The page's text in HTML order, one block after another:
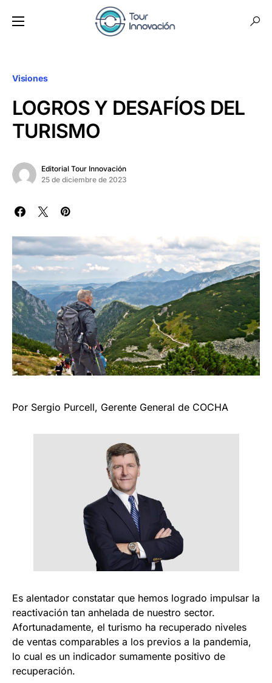
Visiones
LOGROS Y DESAFÍOS DEL
TURISMO
Editorial Tour Innovación
25 de diciembre de 2023
Por Sergio Purcell, Gerente General de COCHA
Es alentador constatar que hemos logrado impulsar la
reactivación tan anhelada de nuestro sector.
Afortunadamente, el turismo ha recuperado niveles
de ventas comparables a los previos a la pandemia,
lo cual es un indicador sumamente positivo de
recuperación.